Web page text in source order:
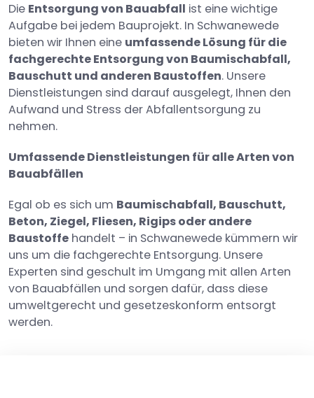
Die Entsorgung von Bauabfall ist eine wichtige
Aufgabe bei jedem Bauprojekt. In Schwanewede
bieten wir Ihnen eine umfassende Lösung für die
fachgerechte Entsorgung von Baumischabfall,
Bauschutt und anderen Baustoffen. Unsere
Dienstleistungen sind darauf ausgelegt, Ihnen den
Aufwand und Stress der Abfallentsorgung zu
nehmen.
Umfassende Dienstleistungen für alle Arten von
Bauabfällen
Egal ob es sich um Baumischabfall, Bauschutt,
Beton, Ziegel, Fliesen, Rigips oder andere
Baustoffe handelt – in Schwanewede kümmern wir
uns um die fachgerechte Entsorgung. Unsere
Experten sind geschult im Umgang mit allen Arten
von Bauabfällen und sorgen dafür, dass diese
umweltgerecht und gesetzeskonform entsorgt
werden.